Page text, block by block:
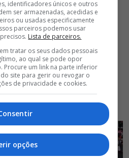
identificadores únicos e outros
ser armazenadas, acedidas e
ou usadas especificamente
parceiros podemos usar
Lista de parceiros.
tratar os seus dados pessoais
ao qual se pode opor
Procure um link na parte inferior
site para gerir ou revogar o
de privacidade e cookies.
opções